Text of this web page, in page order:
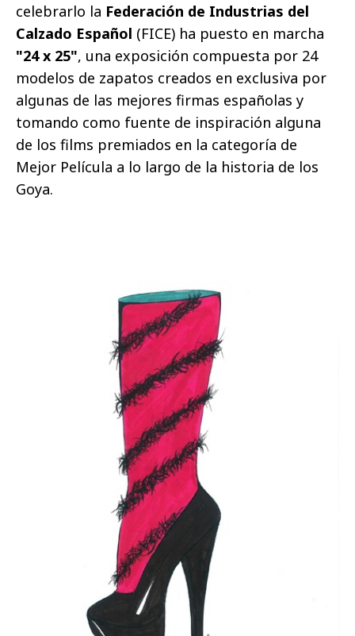
celebrarlo la Federación de Industrias del
Calzado Español (FICE) ha puesto en marcha
"24 x 25", una exposición compuesta por 24
modelos de zapatos creados en exclusiva por
algunas de las mejores firmas españolas y
tomando como fuente de inspiración alguna
de los films premiados en la categoría de
Mejor Película a lo largo de la historia de los
Goya.